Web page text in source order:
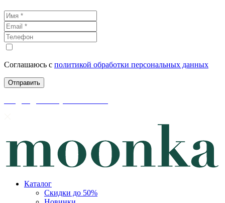
Соглашаюсь с политикой обработки персональных данных
Каталог
Скидки до 50%